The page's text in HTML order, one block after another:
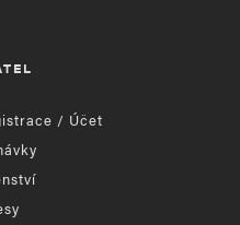
/ Účet